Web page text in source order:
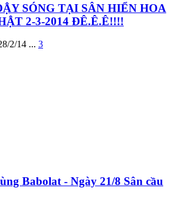
SÓNG TẠI SÂN HIỂN HOA
2-3-2014 ĐÊ.Ê.Ê!!!!
2/14 ... 3
Babolat - Ngày 21/8 Sân cầu